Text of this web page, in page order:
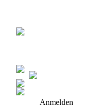
Anmelden